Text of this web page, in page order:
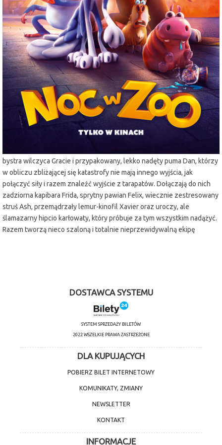
miejscowość:
Lubin
adres:
Armii Krajowej 1
data i godzina:
20.11.2025, g. 15:30
Info
Opis wydarzenia:
Kolejny dzień w miejskim zoo dobiega końca. Zwierzęta smacznie śpią,
gdy z nieba spada… meteoryt. Bum! I robi się naprawdę dziwnie. Część
zwierzaków zamienia się w neonowe, żelkowate stwory o bardzo
podejrzanych właściwościach, a całe zoo ogarnia totalny chaos. Do
bystra wilczyca Gracie i przypakowany, lekko nadęty puma Dan, którzy
w obliczu zbliżającej się katastrofy nie mają innego wyjścia, jak
połączyć siły i razem znaleźć wyjście z tarapatów. Dołączają do nich
zadziorna kapibara Frida, sprytny pawian Felix, wiecznie zestresowany
struś Ash, przemądrzały lemur-kinofil Xavier oraz uroczy, ale
ślamazarny hipcio karłowaty, który próbuje za tym wszystkim nadążyć.
Razem tworzą nieco szaloną i totalnie nieprzewidywalną ekipę
DOSTAWCA SYSTEMU
SYSTEM SPRZEDAŻY BILETÓW
2022 WSZELKIE PRAWA ZASTRZEŻONE
DLA KUPUJĄCYCH
POBIERZ BILET INTERNETOWY
KOMUNIKATY, ZMIANY
NEWSLETTER
KONTAKT
INFORMACJE